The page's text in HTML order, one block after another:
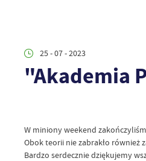
25 - 07 - 2023
"Akademia
W miniony weekend
Obok teorii nie zabrakło również
Bardzo serdecznie dziękujemy